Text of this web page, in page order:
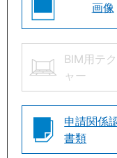
画像
BIM用テ
ャー
申請関係
書類